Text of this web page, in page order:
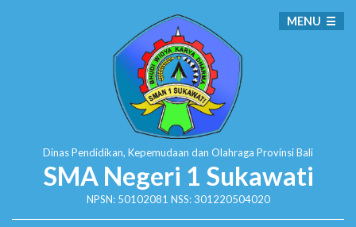
Dinas Pendidikan, Kepemudaan dan Olahraga Provinsi Bali
SMA Negeri 1 Sukawati
NPSN: 50102081 NSS: 301220504020
MENU